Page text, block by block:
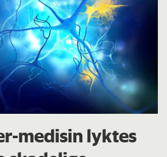
medisin lyktes